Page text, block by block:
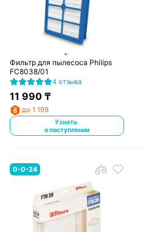
Фильтр для пылесоса Philips
FC8038/01
4 отзыва
11 990₸
до 1 199
Узнать
о поступлении
0-0-24